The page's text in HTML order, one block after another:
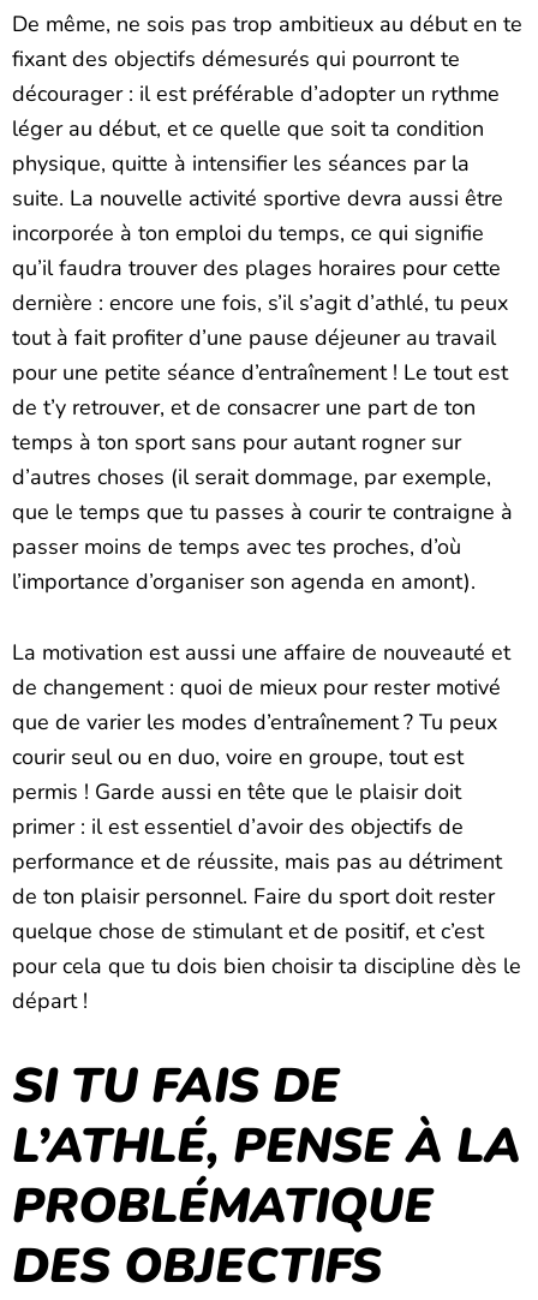
De même, ne sois pas trop ambitieux au début en te
fixant des objectifs démesurés qui pourront te
décourager : il est préférable d’adopter un rythme
léger au début, et ce quelle que soit ta condition
physique, quitte à intensifier les séances par la
suite. La nouvelle activité sportive devra aussi être
incorporée à ton emploi du temps, ce qui signifie
qu’il faudra trouver des plages horaires pour cette
dernière : encore une fois, s’il s’agit d’athlé, tu peux
tout à fait profiter d’une pause déjeuner au travail
pour une petite séance d’entraînement ! Le tout est
de t’y retrouver, et de consacrer une part de ton
temps à ton sport sans pour autant rogner sur
d’autres choses (il serait dommage, par exemple,
que le temps que tu passes à courir te contraigne à
passer moins de temps avec tes proches, d’où
l’importance d’organiser son agenda en amont).
La motivation est aussi une affaire de nouveauté et
de changement : quoi de mieux pour rester motivé
que de varier les modes d’entraînement ? Tu peux
courir seul ou en duo, voire en groupe, tout est
permis ! Garde aussi en tête que le plaisir doit
primer : il est essentiel d’avoir des objectifs de
performance et de réussite, mais pas au détriment
de ton plaisir personnel. Faire du sport doit rester
quelque chose de stimulant et de positif, et c’est
pour cela que tu dois bien choisir ta discipline dès le
départ !
SI TU FAIS DE
L’ATHLÉ, PENSE À LA
PROBLÉMATIQUE
DES OBJECTIFS